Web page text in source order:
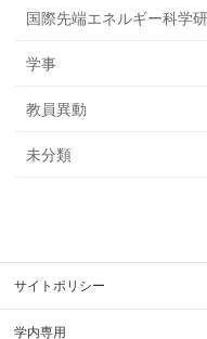
国際先端エネルギー科学
学事
教員異動
未分類
サイトポリシー
学内専用